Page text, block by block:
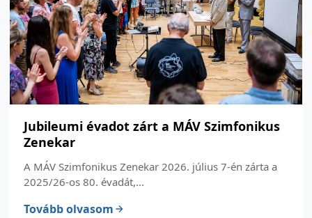
Jubileumi évadot zárt a MÁV Szimfonikus
Zenekar
A MÁV Szimfonikus Zenekar 2026. július 7-én zárta a
2025/26-os 80. évadát,...
Tovább olvasom